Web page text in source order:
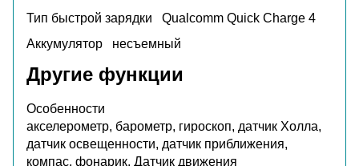
Тип быстрой зарядки Qualcomm Quick Charge 4
Аккумулятор несъемный
Другие функции
Особенности
акселерометр, барометр, гироскоп, датчик Холла,
датчик освещенности, датчик приближения,
компас, фонарик, Датчик движения